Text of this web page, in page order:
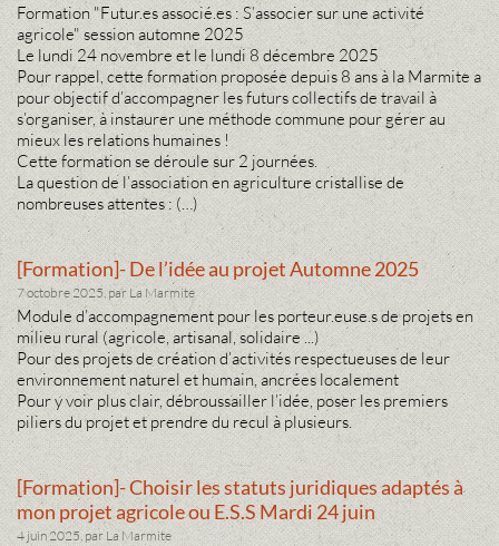
Formation "Futur.es associé.es : S’associer sur une activité
agricole" session automne 2025
Le lundi 24 novembre et le lundi 8 décembre 2025
Pour rappel, cette formation proposée depuis 8 ans à la Marmite a
pour objectif d’accompagner les futurs collectifs de travail à
s’organiser, à instaurer une méthode commune pour gérer au
mieux les relations humaines !
Cette formation se déroule sur 2 journées.
La question de l’association en agriculture cristallise de
nombreuses attentes : (…)
[Formation]- De l’idée au projet Automne 2025
7 octobre 2025, par La Marmite
Module d’accompagnement pour les porteur.euse.s de projets en
milieu rural (agricole, artisanal, solidaire ...)
Pour des projets de création d’activités respectueuses de leur
environnement naturel et humain, ancrées localement
Pour y voir plus clair, débroussailler l’idée, poser les premiers
piliers du projet et prendre du recul à plusieurs.
[Formation]- Choisir les statuts juridiques adaptés à
mon projet agricole ou E.S.S Mardi 24 juin
4 juin 2025, par La Marmite